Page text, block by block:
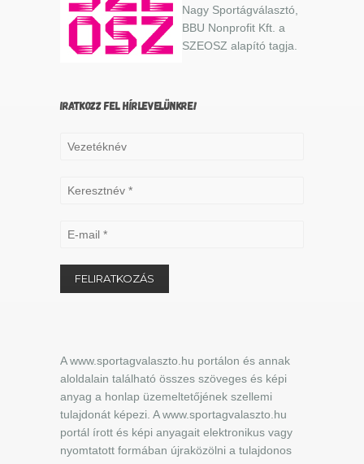
Nagy Sportágválasztó,
BBU Nonprofit Kft. a
SZEOSZ alapító tagja.
IRATKOZZ FEL HÍRLEVELÜNKRE!
A www.sportagvalaszto.hu portálon és annak
aloldalain található összes szöveges és képi
anyag a honlap üzemeltetőjének szellemi
tulajdonát képezi. A www.sportagvalaszto.hu
portál írott és képi anyagait elektronikus vagy
nyomtatott formában újraközölni a tulajdonos